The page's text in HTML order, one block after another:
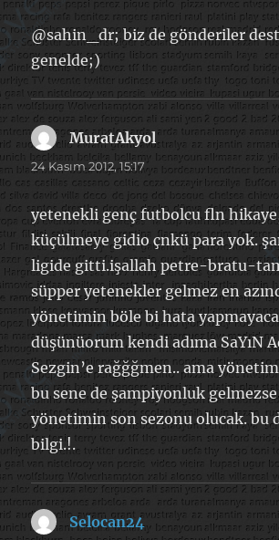
@sahin_dr; biz de gönderiler
genelde;)
MuratAkyoldedi
ki:
24 Kasım 2012, 15:17
yetenekli genç futbolcu fln
küçülmeye gidio çnkü para yok.
ligide gitti.işallah petre-bratu-
süpper yetenekler gelmez en
yönetimin böle bi hata
düşünüorum kendi adıma SaYıN
Sezgin’e rağğğmen.. ama
bu sene de şampiyonluk
yönetimin son sezonu olucak. bu
bilgi.!.
Selocan24 dedi